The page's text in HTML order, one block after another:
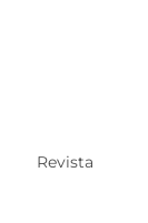
Revista